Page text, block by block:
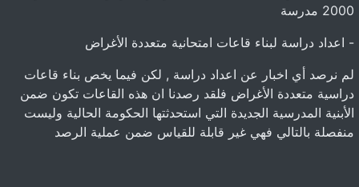
2000 مدرسة
- اعداد دراسة لبناء قاعات امتحانية متعددة الأغراض
لم نرصد أي اخبار عن اعداد دراسة , لكن فيما يخص بناء قاعات
دراسية متعددة الأغراض فلقد رصدنا ان هذه القاعات تكون ضمن
الأبنية المدرسية الجديدة التي استحدثتها الحكومة الحالية وليست
منفصلة بالتالي فهي غير قابلة للقياس ضمن عملية الرصد